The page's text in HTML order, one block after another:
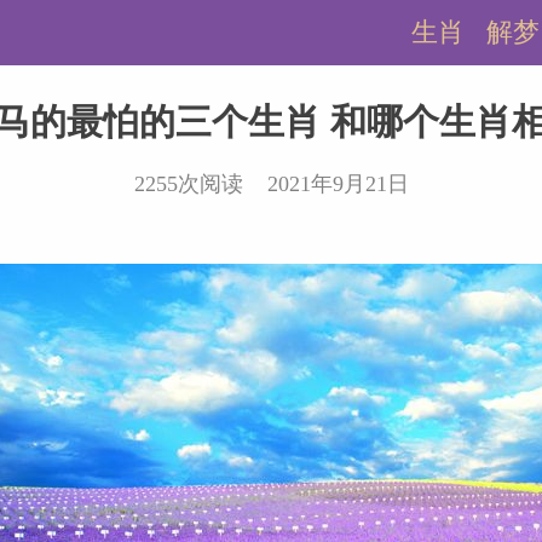
解梦
生肖
的最怕的三个生肖 和哪个生肖
2255次阅读 2021年9月21日